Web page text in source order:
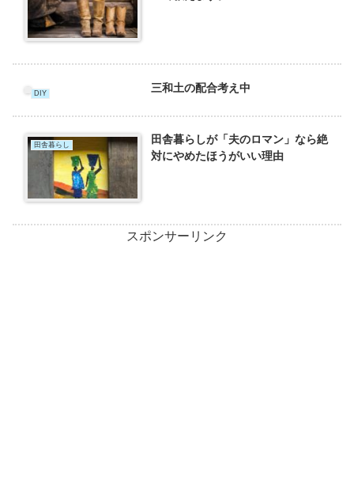
DIY 三和土の配合考え中
田舎暮らし
田舎暮らしが「夫のロマン」なら絶
対にやめたほうがいい理由
スポンサーリンク